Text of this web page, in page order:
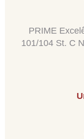
PRIME
101/104 St. C